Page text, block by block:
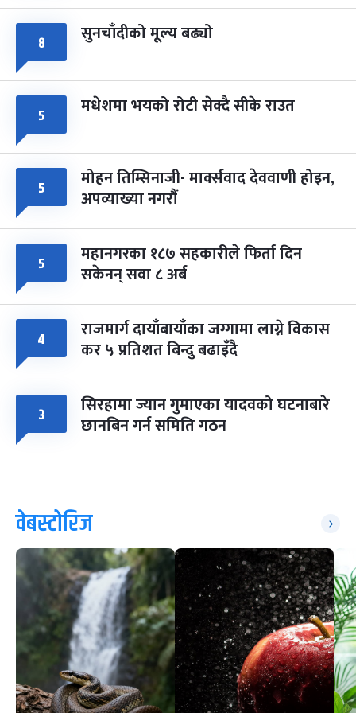
८ सुनचाँदीको मूल्य बढ्यो
५ मधेशमा भयको रोटी सेक्दै सीके राउत
५ मोहन तिम्सिनाजी- मार्क्सवाद देववाणी होइन,
अपव्याख्या नगरौं
५ महानगरका १८७ सहकारीले फिर्ता दिन
सकेनन् सवा ८ अर्ब
४ राजमार्ग दायाँबायाँका जग्गामा लाग्ने विकास
कर ५ प्रतिशत बिन्दु बढाइँदै
३ सिरहामा ज्यान गुमाएका यादवको घटनाबारे
छानबिन गर्न समिति गठन
वेबस्टोरिज